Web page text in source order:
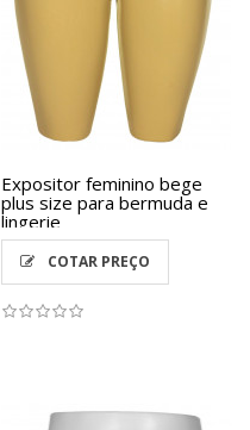
Expositor feminino bege
plus size para bermuda e
lingerie
COTAR PREÇO